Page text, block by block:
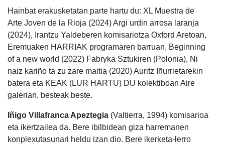
Hainbat erakusketatan parte hartu du: XL Muestra de
Arte Joven de la Rioja (2024) Argi urdin arrosa laranja
(2024), Irantzu Yaldeberen komisariotza Oxford Aretoan,
Eremuaken HARRIAK programaren barruan, Beginning
of a new world (2022) Fabryka Sztukiren (Polonia), Ni
naiz kariño ta zu zare maitia (2020) Auritz Iñurrietarekin
batera eta KEAK (LUR HARTU) DU kolektiboan Aire
galerian, besteak beste.
Iñigo Villafranca Apeztegia (Valtierra, 1994) komisarioa
eta ikertzailea da. Bere ibilbidean giza harremanen
konplexutasunari heldu izan dio. Bere ikerketa-lerro